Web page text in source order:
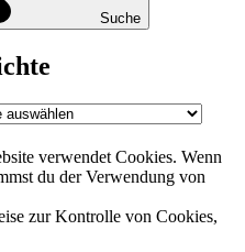
Suche
verwendet Cookies. Wenn
du der Verwendung von
zur Kontrolle von Cookies,